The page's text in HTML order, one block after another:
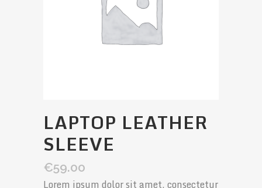
LAPTOP LEATHER
SLEEVE
€59.00
Lorem ipsum dolor sit amet, consectetur